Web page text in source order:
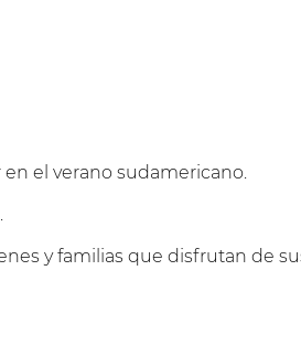
el verano sudamericano.
y familias que disfrutan de